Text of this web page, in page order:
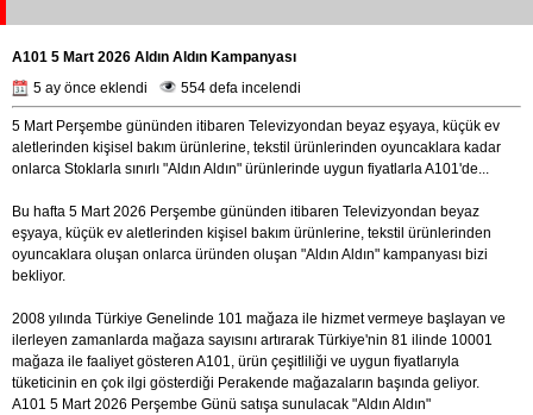
A101 5 Mart 2026 Aldın Aldın Kampanyası
5 ay önce eklendi
554 defa incelendi
5 Mart Perşembe gününden itibaren Televizyondan beyaz eşyaya, küçük ev
aletlerinden kişisel bakım ürünlerine, tekstil ürünlerinden oyuncaklara kadar
onlarca Stoklarla sınırlı "Aldın Aldın" ürünlerinde uygun fiyatlarla A101'de...
Bu hafta 5 Mart 2026 Perşembe gününden itibaren Televizyondan beyaz
eşyaya, küçük ev aletlerinden kişisel bakım ürünlerine, tekstil ürünlerinden
oyuncaklara oluşan onlarca üründen oluşan "Aldın Aldın" kampanyası bizi
bekliyor.
2008 yılında Türkiye Genelinde 101 mağaza ile hizmet vermeye başlayan ve
ilerleyen zamanlarda mağaza sayısını artırarak Türkiye'nin 81 ilinde 10001
mağaza ile faaliyet gösteren A101, ürün çeşitliliği ve uygun fiyatlarıyla
tüketicinin en çok ilgi gösterdiği Perakende mağazaların başında geliyor.
A101 5 Mart 2026 Perşembe Günü satışa sunulacak "Aldın Aldın"